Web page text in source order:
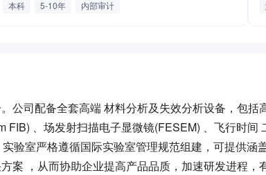
本科 5-10年 内部审计
公司配备全套高端 材料分析及失效分析设备，包括
、场发射扫描电子显微镜(FESEM) 、飞行时间
验室严格遵循国际实验室管理规范组建，可提供涵
案 ，从而协助企业提高产品品质，加速研发进程，